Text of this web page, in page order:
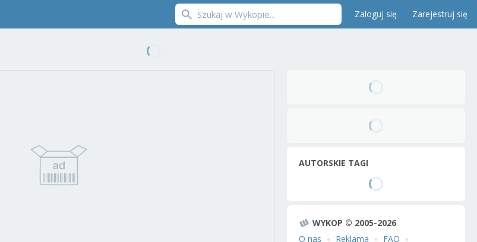
Zaloguj się Zarejestruj się
AUTORSKIE TAGI
WYKOP © 2005-2026
O nas
Reklama
FAQ